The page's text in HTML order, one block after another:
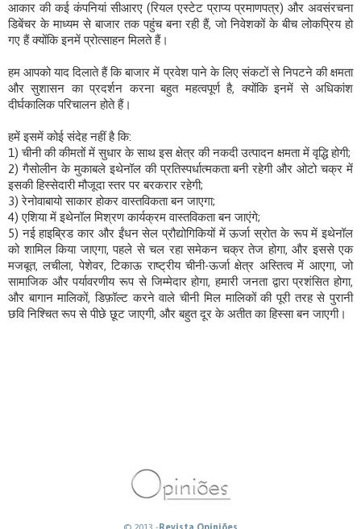
आकार की कई कंपनियां सीआरए (रियल एस्टेट प्राप्य प्रमाणपत्र) और अवसंरचना
डिबेंचर के माध्यम से बाजार तक पहुंच बना रही हैं, जो निवेशकों के बीच लोकप्रिय हो
गए हैं क्योंकि इनमें प्रोत्साहन मिलते हैं।
हम आपको याद दिलाते हैं कि बाजार में प्रवेश पाने के लिए संकटों से निपटने की क्षमता
और सुशासन का प्रदर्शन करना बहुत महत्वपूर्ण है, क्योंकि इनमें से अधिकांश
दीर्घकालिक परिचालन होते हैं।
हमें इसमें कोई संदेह नहीं है कि:
1) चीनी की कीमतों में सुधार के साथ इस क्षेत्र की नकदी उत्पादन क्षमता में वृद्धि होगी;
2) गैसोलीन के मुकाबले इथेनॉल की प्रतिस्पर्धात्मकता बनी रहेगी और ओटो चक्र में
इसकी हिस्सेदारी मौजूदा स्तर पर बरकरार रहेगी;
3) रेनोवाबायो साकार होकर वास्तविकता बन जाएगा;
4) एशिया में इथेनॉल मिश्रण कार्यक्रम वास्तविकता बन जाएंगे;
5) नई हाइब्रिड कार और ईंधन सेल प्रौद्योगिकियों में ऊर्जा स्रोत के रूप में इथेनॉल
को शामिल किया जाएगा, पहले से चल रहा समेकन चक्र तेज होगा, और इससे एक
मजबूत, लचीला, पेशेवर, टिकाऊ राष्ट्रीय चीनी-ऊर्जा क्षेत्र अस्तित्व में आएगा, जो
सामाजिक और पर्यावरणीय रूप से जिम्मेदार होगा, हमारी जनता द्वारा प्रशंसित होगा,
और बागान मालिकों, डिफ़ॉल्ट करने वाले चीनी मिल मालिकों की पूरी तरह से पुरानी
छवि निश्चित रूप से पीछे छूट जाएगी, और बहुत दूर के अतीत का हिस्सा बन जाएगी।